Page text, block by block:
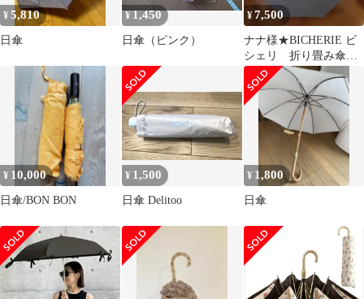
¥5,810
日傘
¥1,450
日傘（ピンク）
¥7,500
ナナ様★BICHERIE ビ
シェリ 折り畳み傘
日傘
¥ 10,000
日傘/BON BON
¥ 1,500
日傘 Delitoo
¥ 1,800
日傘